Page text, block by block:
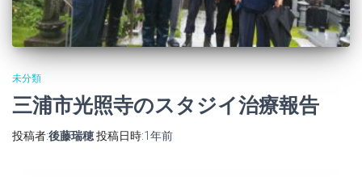
未分類
三浦市光照寺のスタジイ治療報告
投稿者:後藤瑞穂投稿日時:1年前